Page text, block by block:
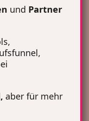
und Partner
aber für mehr